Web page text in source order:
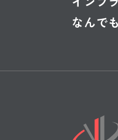
浸透探
浸透探
浸透
なんで